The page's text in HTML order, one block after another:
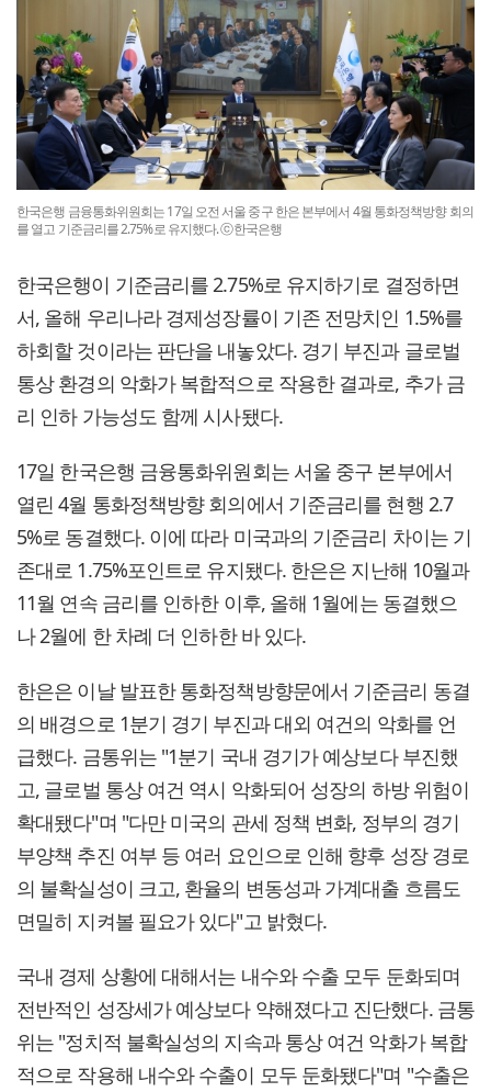
한국은행 금융통화위원회는 17일 오전 서울 중구 한은 본부에서 4월 통화정책방향 회의
를 열고 기준금리를 2.75%로 유지했다. ⓒ한국은행
한국은행이 기준금리를 2.75%로 유지하기로 결정하면
서, 올해 우리나라 경제성장률이 기존 전망치인 1.5%를
하회할 것이라는 판단을 내놓았다. 경기 부진과 글로벌
통상 환경의 악화가 복합적으로 작용한 결과로, 추가 금
리 인하 가능성도 함께 시사됐다.
17일 한국은행 금융통화위원회는 서울 중구 본부에서
열린 4월 통화정책방향 회의에서 기준금리를 현행 2.7
5%로 동결했다. 이에 따라 미국과의 기준금리 차이는 기
존대로 1.75%포인트로 유지됐다. 한은은 지난해 10월과
11월 연속 금리를 인하한 이후, 올해 1월에는 동결했으
나 2월에 한 차례 더 인하한 바 있다.
한은은 이날 발표한 통화정책방향문에서 기준금리 동결
의 배경으로 1분기 경기 부진과 대외 여건의 악화를 언
급했다. 금통위는 "1분기 국내 경기가 예상보다 부진했
고, 글로벌 통상 여건 역시 악화되어 성장의 하방 위험이
확대됐다"며 "다만 미국의 관세 정책 변화, 정부의 경기
부양책 추진 여부 등 여러 요인으로 인해 향후 성장 경로
의 불확실성이 크고, 환율의 변동성과 가계대출 흐름도
면밀히 지켜볼 필요가 있다"고 밝혔다.
국내 경제 상황에 대해서는 내수와 수출 모두 둔화되며
전반적인 성장세가 예상보다 약해졌다고 진단했다. 금통
위는 "정치적 불확실성의 지속과 통상 여건 악화가 복합
적으로 작용해 내수와 수출이 모두 둔화됐다"며 "수출은